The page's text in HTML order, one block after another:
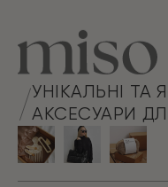
УНІКАЛЬНІ ТА
АКСЕСУАРИ